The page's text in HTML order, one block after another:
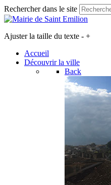
Rechercher dans le site
Ajuster la taille du texte - +
Accueil
Découvrir la ville
Back